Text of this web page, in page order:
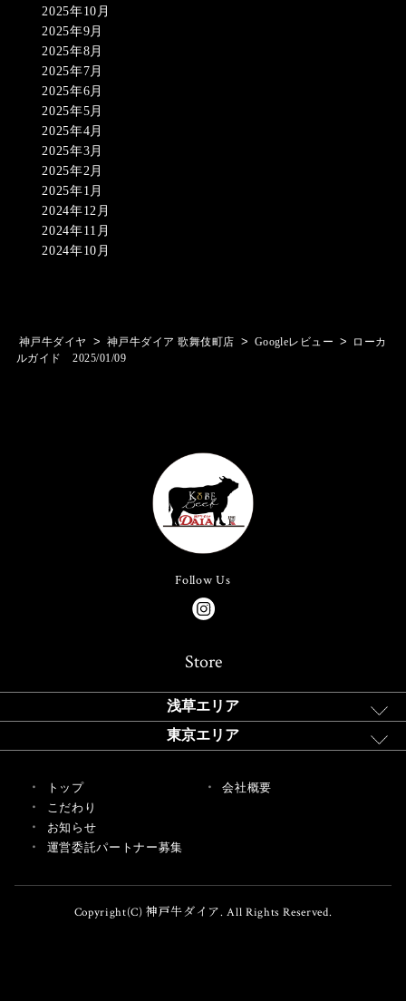
2025年10月
2025年9月
2025年8月
2025年7月
2025年6月
2025年5月
2025年4月
2025年3月
2025年2月
2025年1月
2024年12月
2024年11月
2024年10月
神戸牛ダイヤ > 神戸牛ダイア 歌舞伎町店 > Googleレビュー >
ローカ
ルガイド 2025/01/09
Follow Us
Store
浅草エリア
東京エリア
トップ
こだわり
お知らせ
運営委託パートナー募集
会社概要
Copyright(C) 神戸牛ダイア. All Rights Reserved.